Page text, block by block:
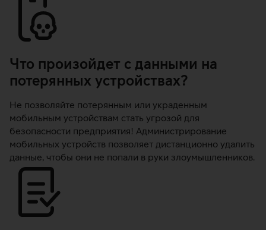
Что произойдет с данными на
потерянных устройствах?
Не позволяйте потерянным или украденным
мобильным устройствам стать угрозой для
безопасности предприятия! Администрирование
мобильных устройств позволяет дистанционно удалить
данные, чтобы они не попали в руки злоумышленников.